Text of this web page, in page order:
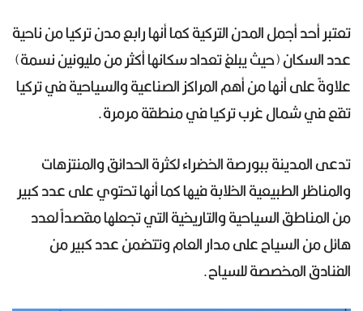
تعتبر أحد أجمل المدن التركية كما أنها رابع مدن تركيا من ناحية
عدد السكان (حيث يبلغ تعداد سكانها أكثر من مليونين نسمة)
علاوةً على أنها من أهم المراكز الصناعية والسياحية في تركيا
تقع في شمال غرب تركيا في منطقة مرمرة.
تدعى المدينة ببورصة الخضراء لكثرة الحدائق والمنتزهات
والمناظر الطبيعية الخلابة فيها كما أنها تحتوي على عدد كبير
من المناطق السياحية والتاريخية التي تجعلها مقصداً لعدد
هائل من السياح على مدار العام وتتضمن عدد كبير من
الفنادق المخصصة للسياح.